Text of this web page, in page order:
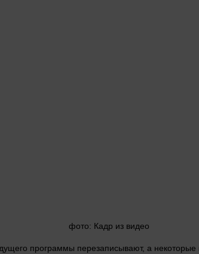
фото: Кадр из видео
программы перезаписывают, а